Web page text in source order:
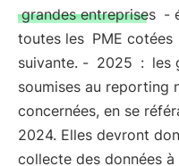
grandes entreprises -
toutes les PME cotées
suivante. - 2025 : les
soumises au reporting
concernées, en se
2024. Elles devront
collecte des données